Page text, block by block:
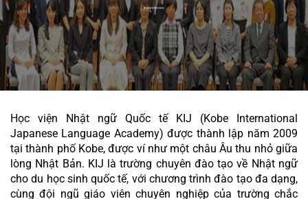
Học viện Nhật ngữ Quốc tế KIJ (Kobe International
Japanese Language Academy) được thành lập năm 2009
tại thành phố Kobe, được ví như một châu Âu thu nhỏ giữa
lòng Nhật Bản. KIJ là trường chuyên đào tạo về Nhật ngữ
cho du học sinh quốc tế, với chương trình đào tạo đa dạng,
cùng đội ngũ giáo viên chuyên nghiệp của trường chắc